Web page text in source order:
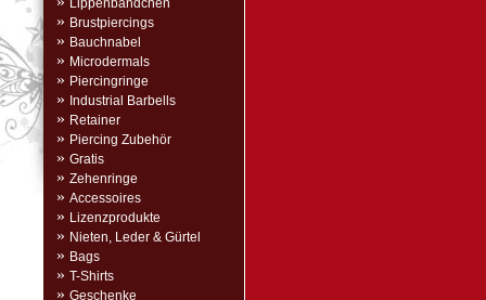
Lippenbändchen
» Brustpiercings
» Bauchnabel
» Microdermals
» Piercingringe
» Industrial Barbells
» Retainer
» Piercing Zubehör
» Gratis
» Zehenringe
» Accessoires
» Lizenzprodukte
» Nieten, Leder & Gürtel
» Bags
» T-Shirts
» Geschenke